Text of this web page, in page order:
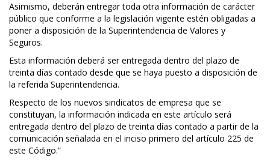
Asimismo, deberán entregar toda otra información de carácter
público que conforme a la legislación vigente estén obligadas a
poner a disposición de la Superintendencia de Valores y
Seguros.
Esta información deberá ser entregada dentro del plazo de
treinta días contado desde que se haya puesto a disposición de
la referida Superintendencia.
Respecto de los nuevos sindicatos de empresa que se
constituyan, la información indicada en este artículo será
entregada dentro del plazo de treinta días contado a partir de la
comunicación señalada en el inciso primero del artículo 225 de
este Código.”